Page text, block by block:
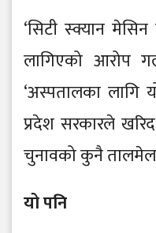
‘सिटी स्क्यान
लागिएको आरोप
‘अस्पतालका लागि
प्रदेश सरकारले
चुनावको कुनै
यो पनि